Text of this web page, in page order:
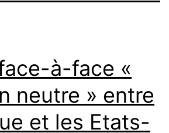
à-face «
neutre » entre
et les Etats-